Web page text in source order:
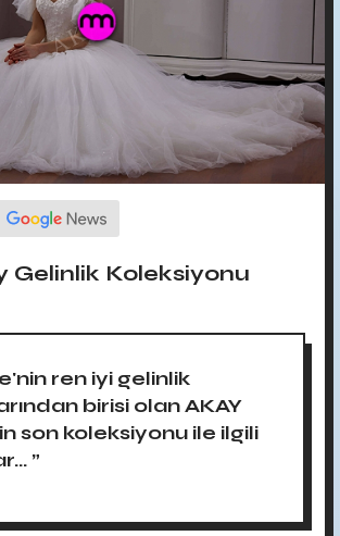
Gelinlik Koleksiyonu
ren iyi gelinlik
birisi olan AKAY
son koleksiyonu ile ilgili
”